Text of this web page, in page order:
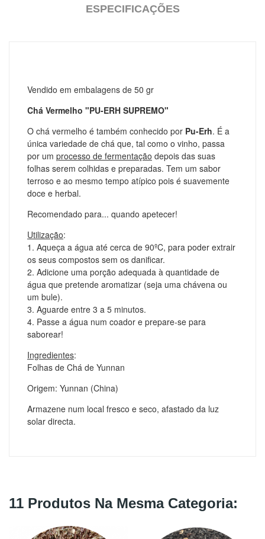
ESPECIFICAÇÕES
Vendido em embalagens de 50 gr
Chá Vermelho "PU-ERH SUPREMO"
O chá vermelho é também conhecido por Pu-Erh. É a
única variedade de chá que, tal como o vinho, passa
por um processo de fermentação depois das suas
folhas serem colhidas e preparadas. Tem um sabor
terroso e ao mesmo tempo atípico pois é suavemente
doce e herbal.
Recomendado para... quando apetecer!
Utilização:
1. Aqueça a água até cerca de 90ºC, para poder extrair
os seus compostos sem os danificar.
2. Adicione uma porção adequada à quantidade de
água que pretende aromatizar (seja uma chávena ou
um bule).
3. Aguarde entre 3 a 5 minutos.
4. Passe a água num coador e prepare-se para
saborear!
Ingredientes:
Folhas de Chá de Yunnan
Origem: Yunnan (China)
Armazene num local fresco e seco, afastado da luz
solar directa.
11 Produtos Na Mesma Categoria: